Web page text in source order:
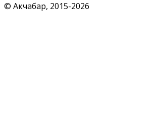
© Акчабар, 2015-2026